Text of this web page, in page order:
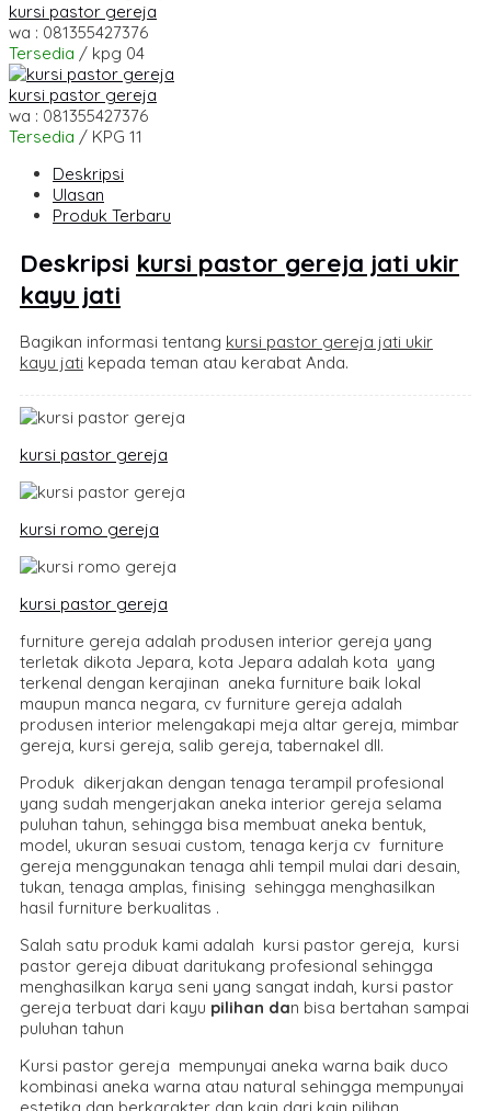
kursi pastor gereja
wa : 081355427376
Tersedia / kpg 04
kursi pastor gereja
wa : 081355427376
Tersedia / KPG 11
Deskripsi
Ulasan
Produk Terbaru
Deskripsi kursi pastor gereja jati ukir
kayu jati
Bagikan informasi tentang kursi pastor gereja jati ukir
kayu jati kepada teman atau kerabat Anda.
kursi pastor gereja
kursi romo gereja
kursi pastor gereja
furniture gereja adalah produsen interior gereja yang
terletak dikota Jepara, kota Jepara adalah kota yang
terkenal dengan kerajinan aneka furniture baik lokal
maupun manca negara, cv furniture gereja adalah
produsen interior melengakapi meja altar gereja, mimbar
gereja, kursi gereja, salib gereja, tabernakel dll.
Produk dikerjakan dengan tenaga terampil profesional
yang sudah mengerjakan aneka interior gereja selama
puluhan tahun, sehingga bisa membuat aneka bentuk,
model, ukuran sesuai custom, tenaga kerja cv furniture
gereja menggunakan tenaga ahli tempil mulai dari desain,
tukan, tenaga amplas, finising sehingga menghasilkan
hasil furniture berkualitas .
Salah satu produk kami adalah kursi pastor gereja, kursi
pastor gereja dibuat daritukang profesional sehingga
menghasilkan karya seni yang sangat indah, kursi pastor
gereja terbuat dari kayu pilihan dan bisa bertahan sampai
puluhan tahun
Kursi pastor gereja mempunyai aneka warna baik duco
kombinasi aneka warna atau natural sehingga mempunyai
estetika dan berkarakter dan kain dari kain pilihan